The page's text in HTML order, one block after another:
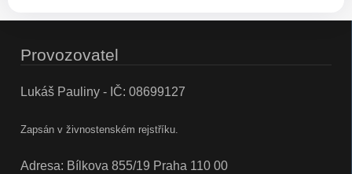
Provozovatel
Lukáš Pauliny - IČ: 08699127
Zapsán v živnostenském rejstříku.
Adresa: Bílkova 855/19 Praha 110 00